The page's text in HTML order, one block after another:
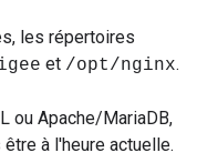
les répertoires
et /opt/nginx.
ou Apache/MariaDB,
à l'heure actuelle.